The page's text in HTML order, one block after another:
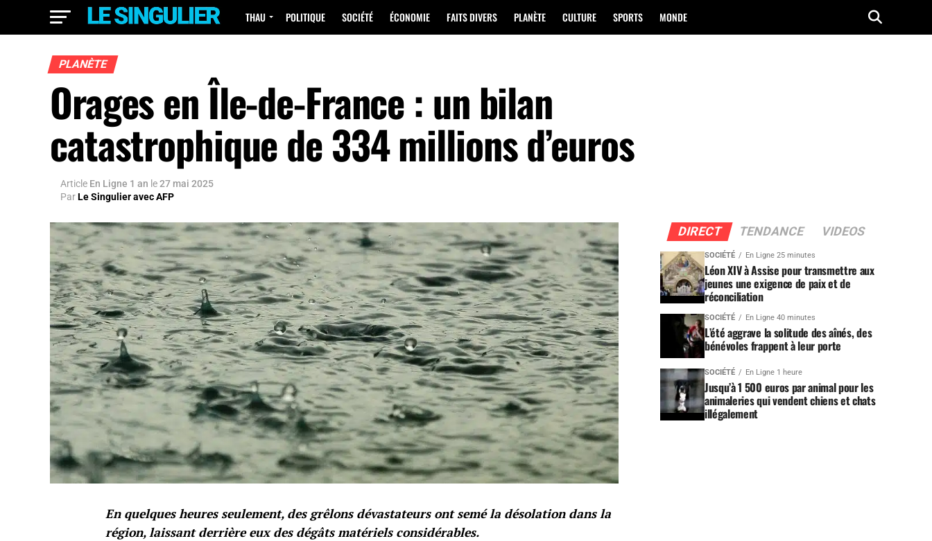
THAU POLITIQUE SOCIÉTÉ ÉCONOMIE FAITS DIVERS PLANÈTE CULTURE SPORTS MONDE
PLANÈTE
Orages en Île-de-France : un bilan
catastrophique de 334 millions d’euros
Article En Ligne 1 an le27 mai 2025
ParLe Singulier avec AFP
En quelques heures seulement, des grêlons dévastateurs ont semé la désolation dans la
région, laissant derrière eux des dégâts matériels considérables.
DIRECT TENDANCE VIDEOS
SOCIÉTÉ En Ligne 25 minutes
Léon XIV à Assise pour transmettre aux
jeunes une exigence de paix et de
réconciliation
SOCIÉTÉ En Ligne 40 minutes
L’été aggrave la solitude des aînés, des
bénévoles frappent à leur porte
SOCIÉTÉ En Ligne 1 heure
Jusqu’à 1 500 euros par animal pour les
animaleries qui vendent chiens et chats
illégalement